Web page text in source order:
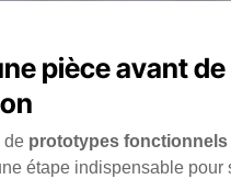
pièce avant
de prototypes
étape indispensable pour